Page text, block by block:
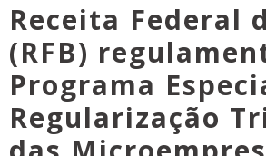
Receita Federal
(RFB)
Programa
Regularização